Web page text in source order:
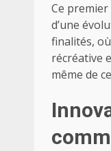
Ce
d’une
finalités,
récréative
même de